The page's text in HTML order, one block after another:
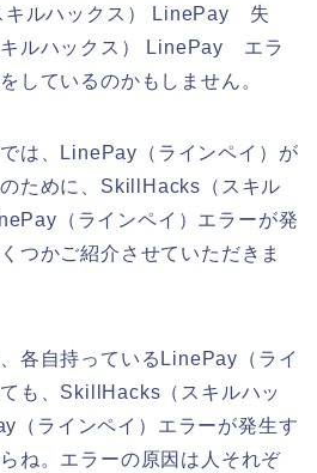
キルハックス） LinePay 失
ルハックス） LinePay エラ
しているのかもしません。
は、LinePay（ラインペイ）が
ために、SkillHacks（スキル
（ラインペイ）エラーが発
つかご紹介させていただきま
各自持っているLinePay（ライ
も、SkillHacks（スキルハッ
（ラインペイ）エラーが発生す
ね。エラーの原因は人それぞ